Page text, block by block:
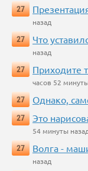
27
назад
27
Что
назад
27
Приходите
часов 52
27
Однако,
27
Это
54 минуты назад
27
Волга -
назад